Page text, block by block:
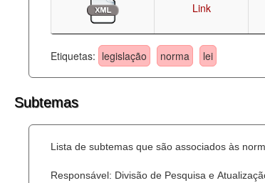
Link
Etiquetas: legislação norma lei
Subtemas
Lista de subtemas que são associados às
Responsável: Divisão de Pesquisa e